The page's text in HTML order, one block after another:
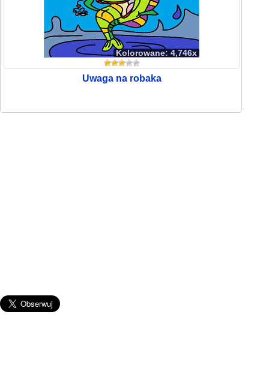
Kolorowane: 4,746x
Uwaga na robaka